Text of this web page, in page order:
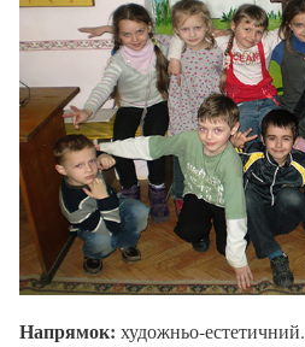
Напрямок: художньо-естетичний.